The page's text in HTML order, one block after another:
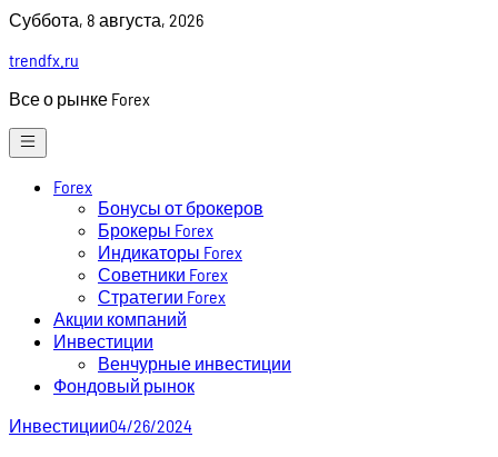
Skip
content
Суббота, 8 августа, 2026
trendfx.ru
Все о рынке Forex
Forex
Бонусы от брокеров
Брокеры Forex
Индикаторы Forex
Советники Forex
Стратегии Forex
Акции компаний
Инвестиции
Венчурные инвестиции
Фондовый рынок
Инвестиции04/26/2024